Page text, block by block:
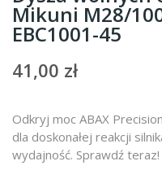
Mikuni M28/
EBC1001-45
41,00 zł
Odkryj moc ABAX
dla doskonałej reakcji
wydajność. Sprawdź teraz!